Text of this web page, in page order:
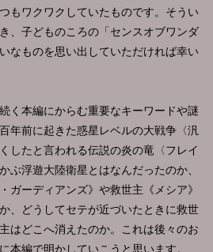
もワクワクしていたものです。そうい
、子どものころの「センスオブワンダ
なものを思い出していただければ幸い
く本編にからむ重要なキーワードや謎
年前に起きた惑星レベルの大戦争〈汎
したと言われる伝説の炎の竜〈フレイ
ぶ浮遊大陸衛星とはなんだったのか、
ガーディアンズ》や救世主《メシア》
、どうしてセテが近づいたときに救世
はどこへ消えたのか。これは後々のお
本編で明かしていこうと思います。